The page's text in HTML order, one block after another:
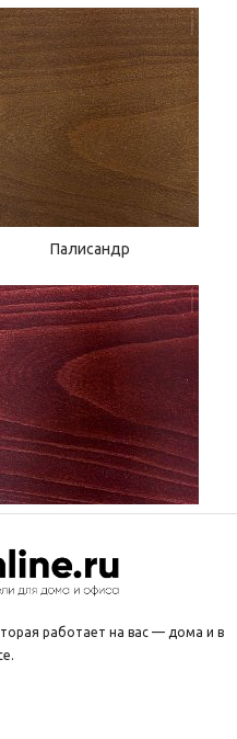
Палисандр
работает на вас — дома и в